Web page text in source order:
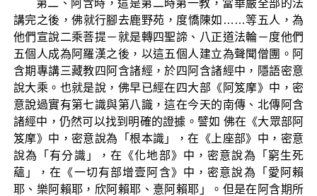
第二、阿含時，這是第二時第一教，當華嚴全部的法
講完之後，佛就行腳去鹿野苑，度憍陳如……等五人，為
他們宣說二乘菩提－就是轉四聖諦、八正道法輪－度他們
五個人成為阿羅漢之後，以這五個人建立為聲聞僧團。阿
含期專講三藏教四阿含諸經，於四阿含諸經中，隱語密意
說大乘。也就是說，佛早已經在四大部《阿笈摩》中，密
意說過實有第七識與第八識，這在今天的南傳、北傳阿含
諸經中，仍然可以找到明確的證據。譬如 佛在《大眾部阿
笈摩》中，密意說為「根本識」，在《上座部》中，密意
說為「有分識」，在《化地部》中，密意說為「窮生死
蘊」，在《一切有部增壹阿含》中，密意說為「愛阿賴
耶、樂阿賴耶，欣阿賴耶、憙阿賴耶」。但是在阿含期所